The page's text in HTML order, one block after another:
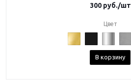
300руб./шт
Цвет
В корзину